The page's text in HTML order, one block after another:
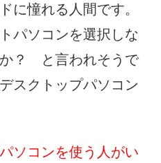
に憧れる人間です。
パソコンを選択しな
？ と言われそうで
スクトップパソコン
ソコンを使う人がい